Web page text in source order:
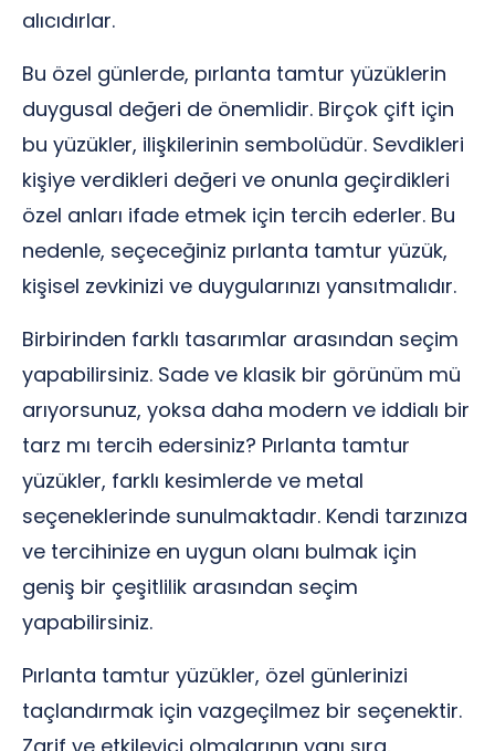
alıcıdırlar.
Bu özel günlerde, pırlanta tamtur yüzüklerin
duygusal değeri de önemlidir. Birçok çift için
bu yüzükler, ilişkilerinin sembolüdür. Sevdikleri
kişiye verdikleri değeri ve onunla geçirdikleri
özel anları ifade etmek için tercih ederler. Bu
nedenle, seçeceğiniz pırlanta tamtur yüzük,
kişisel zevkinizi ve duygularınızı yansıtmalıdır.
Birbirinden farklı tasarımlar arasından seçim
yapabilirsiniz. Sade ve klasik bir görünüm mü
arıyorsunuz, yoksa daha modern ve iddialı bir
tarz mı tercih edersiniz? Pırlanta tamtur
yüzükler, farklı kesimlerde ve metal
seçeneklerinde sunulmaktadır. Kendi tarzınıza
ve tercihinize en uygun olanı bulmak için
geniş bir çeşitlilik arasından seçim
yapabilirsiniz.
Pırlanta tamtur yüzükler, özel günlerinizi
taçlandırmak için vazgeçilmez bir seçenektir.